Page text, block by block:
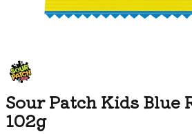
Sour Patch Kids Blue
102g